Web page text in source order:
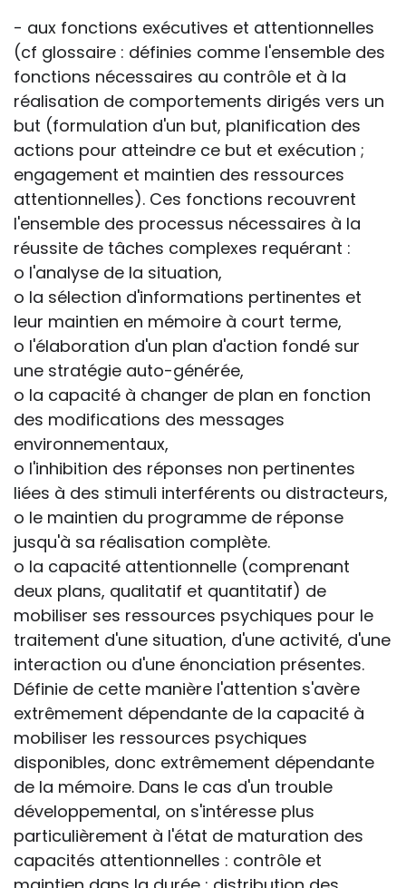
- aux fonctions exécutives et attentionnelles
(cf glossaire : définies comme l'ensemble des
fonctions nécessaires au contrôle et à la
réalisation de comportements dirigés vers un
but (formulation d'un but, planification des
actions pour atteindre ce but et exécution ;
engagement et maintien des ressources
attentionnelles). Ces fonctions recouvrent
l'ensemble des processus nécessaires à la
réussite de tâches complexes requérant :
o l'analyse de la situation,
o la sélection d'informations pertinentes et
leur maintien en mémoire à court terme,
o l'élaboration d'un plan d'action fondé sur
une stratégie auto-générée,
o la capacité à changer de plan en fonction
des modifications des messages
environnementaux,
o l'inhibition des réponses non pertinentes
liées à des stimuli interférents ou distracteurs,
o le maintien du programme de réponse
jusqu'à sa réalisation complète.
o la capacité attentionnelle (comprenant
deux plans, qualitatif et quantitatif) de
mobiliser ses ressources psychiques pour le
traitement d'une situation, d'une activité, d'une
interaction ou d'une énonciation présentes.
Définie de cette manière l'attention s'avère
extrêmement dépendante de la capacité à
mobiliser les ressources psychiques
disponibles, donc extrêmement dépendante
de la mémoire. Dans le cas d'un trouble
développemental, on s'intéresse plus
particulièrement à l'état de maturation des
capacités attentionnelles : contrôle et